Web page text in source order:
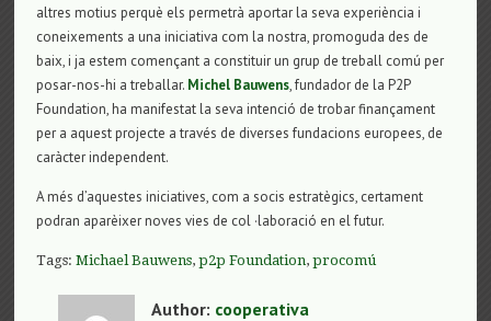
altres motius perquè els permetrà aportar la seva experiència i
coneixements a una iniciativa com la nostra, promoguda des de
baix, i ja estem començant a constituir un grup de treball comú per
posar-nos-hi a treballar. Michel Bauwens, fundador de la P2P
Foundation, ha manifestat la seva intenció de trobar finançament
per a aquest projecte a través de diverses fundacions europees, de
caràcter independent.
A més d’aquestes iniciatives, com a socis estratègics, certament
podran aparèixer noves vies de col ·laboració en el futur.
Tags:Michael Bauwens,p2p Foundation,procomú
Author: cooperativa